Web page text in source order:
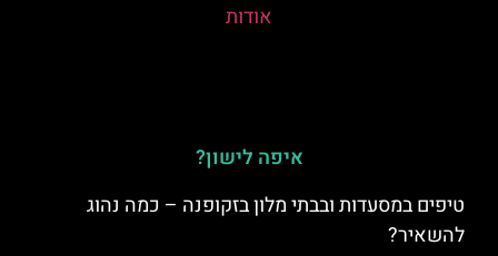
אודות
איפה לישון?
טיפים במסעדות ובבתי מלון בזקופנה – כמה נהוג
להשאיר?